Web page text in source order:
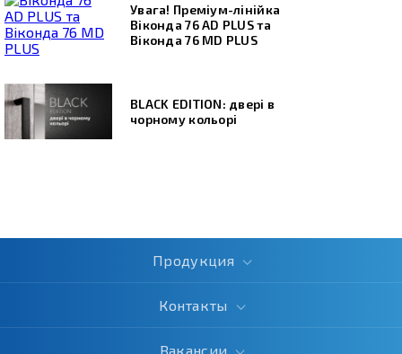
Увага! Преміум-лінійка
Віконда 76 AD PLUS та
Віконда 76 МD PLUS
BLACK EDITION: двері в
чорному кольорі
Продукция
Контакты
Вакансии